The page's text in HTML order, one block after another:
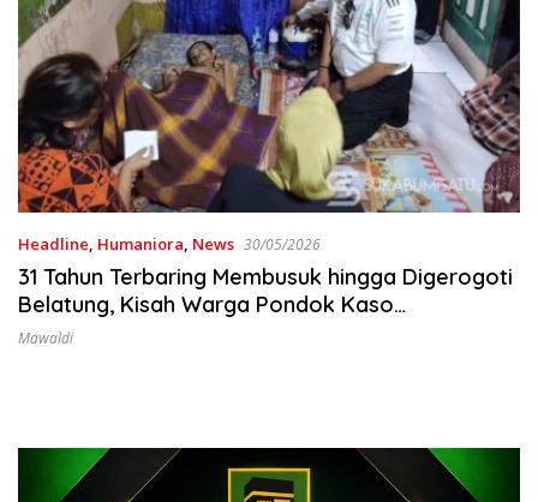
Headline, Humaniora, News 30/05/2026
​31 Tahun Terbaring Membusuk hingga Digerogoti
Belatung, Kisah Warga Pondok Kaso
Parungkuda
Mawaldi